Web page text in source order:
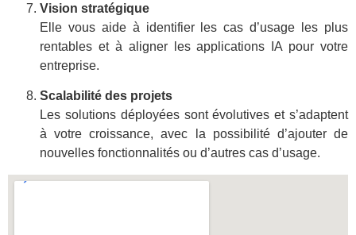
Vision stratégique
Elle vous aide à identifier les cas d’usage les plus
rentables et à aligner les applications IA pour votre
entreprise.
Scalabilité des projets
Les solutions déployées sont évolutives et s’adaptent
à votre croissance, avec la possibilité d’ajouter de
nouvelles fonctionnalités ou d’autres cas d’usage.